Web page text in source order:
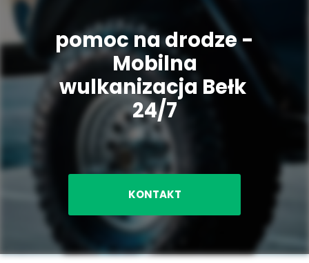
pomoc na drodze -
Mobilna
wulkanizacja Bełk
24/7
KONTAKT